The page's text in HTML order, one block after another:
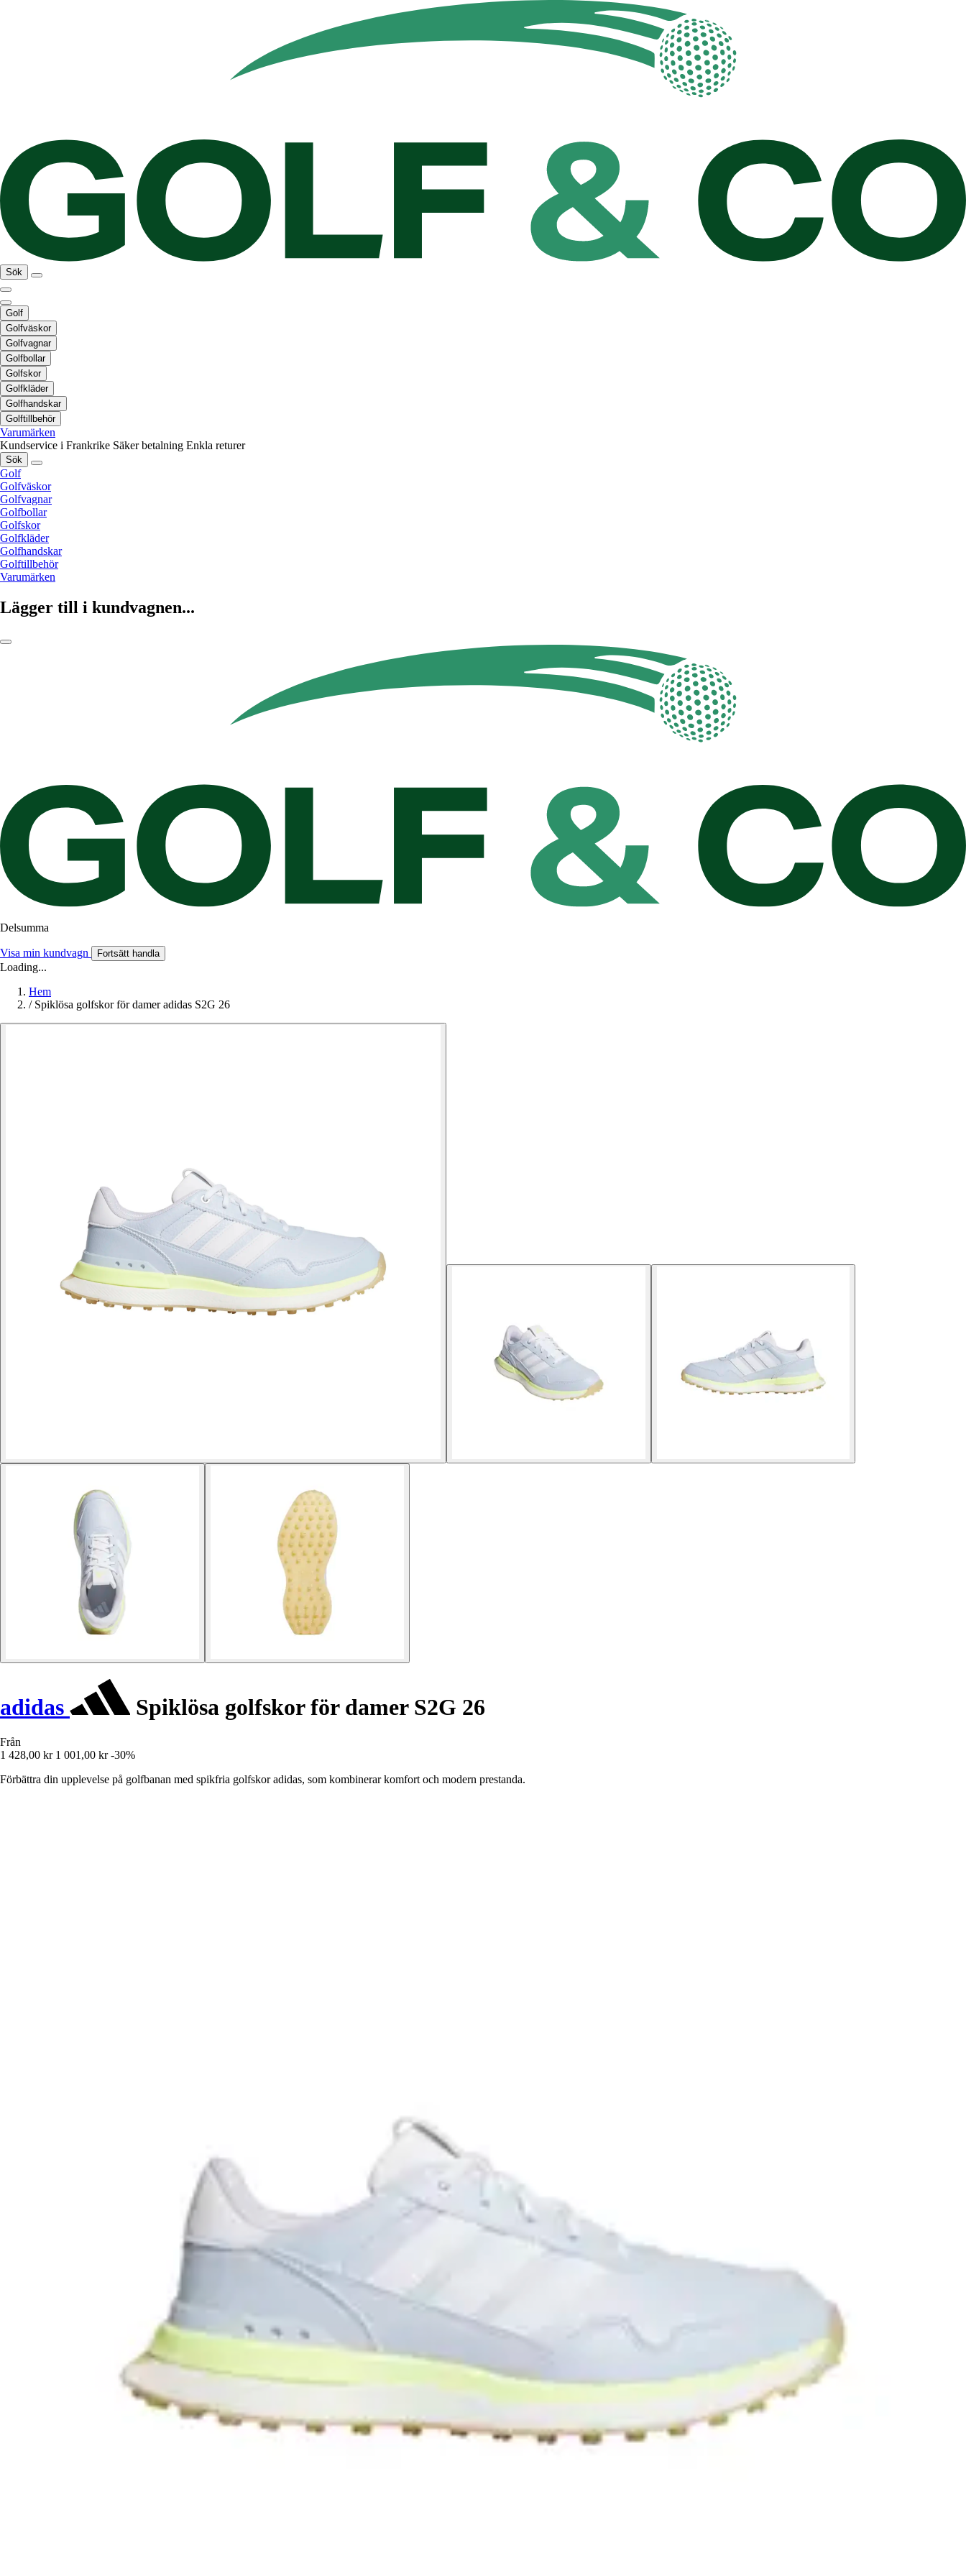
Sök
Golf
Golfväskor
Golfvagnar
Golfbollar
Golfskor
Golfkläder
Golfhandskar
Golftillbehör
Varumärken
Kundservice i Frankrike Säker betalning Enkla returer
Sök
Golf
Golfväskor
Golfvagnar
Golfbollar
Golfskor
Golfkläder
Golfhandskar
Golftillbehör
Varumärken
Lägger till i kundvagnen...
Delsumma
Visa min kundvagn Fortsätt handla
Loading...
Hem
/ Spiklösa golfskor för damer adidas S2G 26
adidas Spiklösa golfskor för damer S2G 26
Från
1 428,00 kr 1 001,00 kr -30%
Förbättra din upplevelse på golfbanan med spikfria golfskor adidas, som kombinerar komfort och modern prestanda.